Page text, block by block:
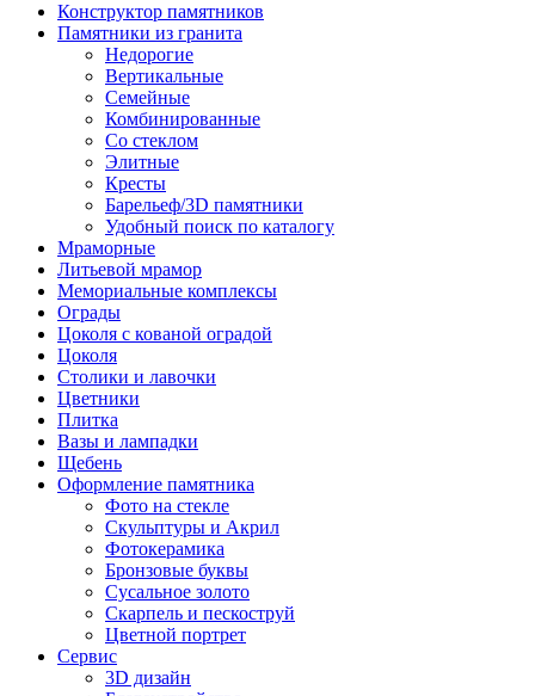
Конструктор памятников
Памятники из гранита
Недорогие
Вертикальные
Семейные
Комбинированные
Со стеклом
Элитные
Кресты
Барельеф/3D памятники
Удобный поиск по каталогу
Мраморные
Литьевой мрамор
Мемориальные комплексы
Ограды
Цоколя с кованой оградой
Цоколя
Столики и лавочки
Цветники
Плитка
Вазы и лампадки
Щебень
Оформление памятника
Фото на стекле
Скульптуры и Акрил
Фотокерамика
Бронзовые буквы
Сусальное золото
Скарпель и пескоструй
Цветной портрет
Сервис
3D дизайн